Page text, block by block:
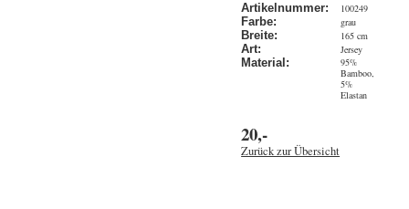
Artikelnummer:
100249
Farbe:
grau
Breite:
165 cm
Art:
Jersey
Material:
95%
Bamboo,
5%
Elastan
20,-
Zurück zur Übersicht